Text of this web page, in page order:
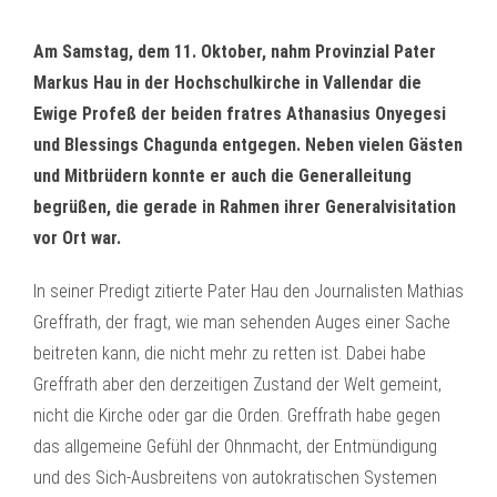
Am Samstag, dem 11. Oktober, nahm Provinzial Pater
Markus Hau in der Hochschulkirche in Vallendar die
Ewige Profeß der beiden fratres Athanasius Onyegesi
und Blessings Chagunda entgegen. Neben vielen Gästen
und Mitbrüdern konnte er auch die Generalleitung
begrüßen, die gerade in Rahmen ihrer Generalvisitation
vor Ort war.
In seiner Predigt zitierte Pater Hau den Journalisten Mathias
Greffrath, der fragt, wie man sehenden Auges einer Sache
beitreten kann, die nicht mehr zu retten ist. Dabei habe
Greffrath aber den derzeitigen Zustand der Welt gemeint,
nicht die Kirche oder gar die Orden. Greffrath habe gegen
das allgemeine Gefühl der Ohnmacht, der Entmündigung
und des Sich-Ausbreitens von autokratischen Systemen